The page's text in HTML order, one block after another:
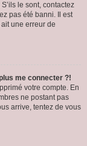
le sont, contactez
pas été banni. Il est
une erreur de
me connecter ?!
votre compte. En
ne postant pas
arrive, tentez de vous